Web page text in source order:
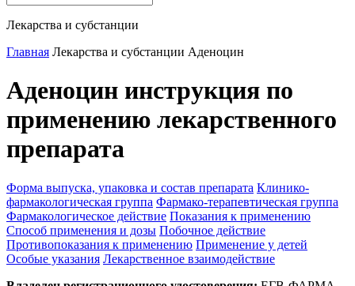
Лекарства и субстанции
Главная Лекарства и субстанции Аденоцин
Аденоцин инструкция по
применению лекарственного
препарата
Форма выпуска, упаковка и состав препарата Клинико-
фармакологическая группа Фармако-терапевтическая группа
Фармакологическое действие Показания к применению
Способ применения и дозы Побочное действие
Противопоказания к применению Применение у детей
Особые указания Лекарственное взаимодействие